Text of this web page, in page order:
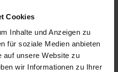
Cookies
Inhalte und Anzeigen zu
für soziale Medien anbieten
auf unsere Website zu
wir Informationen zu Ihrer
Lösungen für eine